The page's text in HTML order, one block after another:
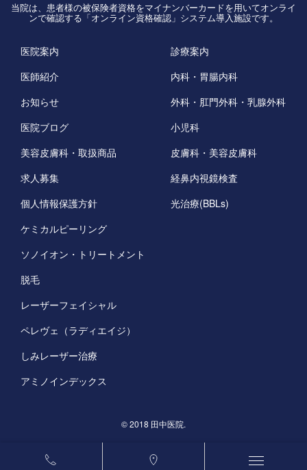
当院は、患者様の被保険者資格をマイナンバーカードを用いてオンライ
ンで確認する「オンライン資格確認」システム導入施設です。
医院案内
医師紹介
お知らせ
医院ブログ
美容皮膚科・取扱商品
求人募集
個人情報保護方針
診療案内
内科・胃腸内科
外科・肛門外科・乳腺外科
小児科
皮膚科・美容皮膚科
経鼻内視鏡検査
光治療(BBLs)
ケミカルピーリング
ソノイオン・トリートメント
脱毛
レーザーフェイシャル
ペレヴェ（ラディエイジ）
しみレーザー治療
アミノインデックス
©️ 2018 田中医院.